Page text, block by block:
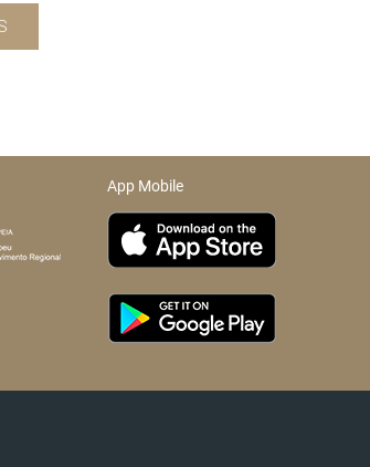
App Mobile